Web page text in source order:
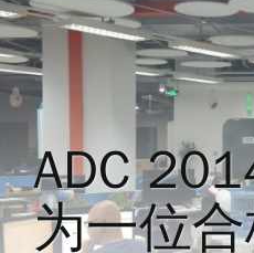
ADC
为一位